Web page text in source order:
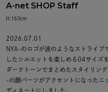
A-net SHOP Staff
H.163cm
2026.07.01
NYA-のロゴが波のようなストライプ
したシルエットを楽しめる04サイズ
ダークトーンでまとめたスタイリン
-の顔パーツがアクセントになったニ
ディネートにしました。